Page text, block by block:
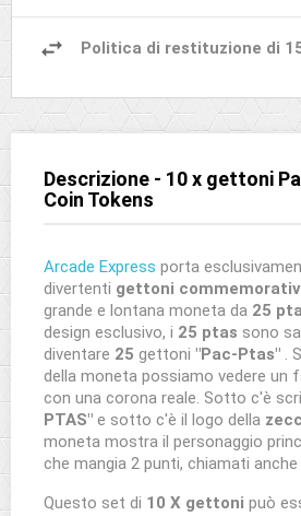
Politica di restituzione di
Descrizione - 10 x gettoni
Coin Tokens
Arcade Express porta
divertenti gettoni
grande e lontana moneta da 25
design esclusivo, i 25 ptas sono
diventare 25 gettoni "Pac-Ptas" .
della moneta possiamo vedere un
con una corona reale. Sotto c'è
PTAS" e sotto c'è il logo della
moneta mostra il personaggio
che mangia 2 punti, chiamati anche
Questo set di 10 X gettoni può